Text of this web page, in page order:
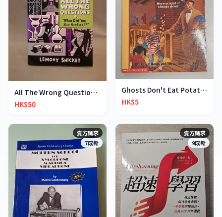
All The Wrong Questions 2: "When Did You See Her L
HK$50
Ghosts Don't Eat Potato Chips
HK$5
賣方請求
7成新
賣方請求
9成新